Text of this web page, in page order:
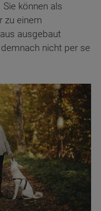
können als
zu einem
ausgebaut
nicht per se